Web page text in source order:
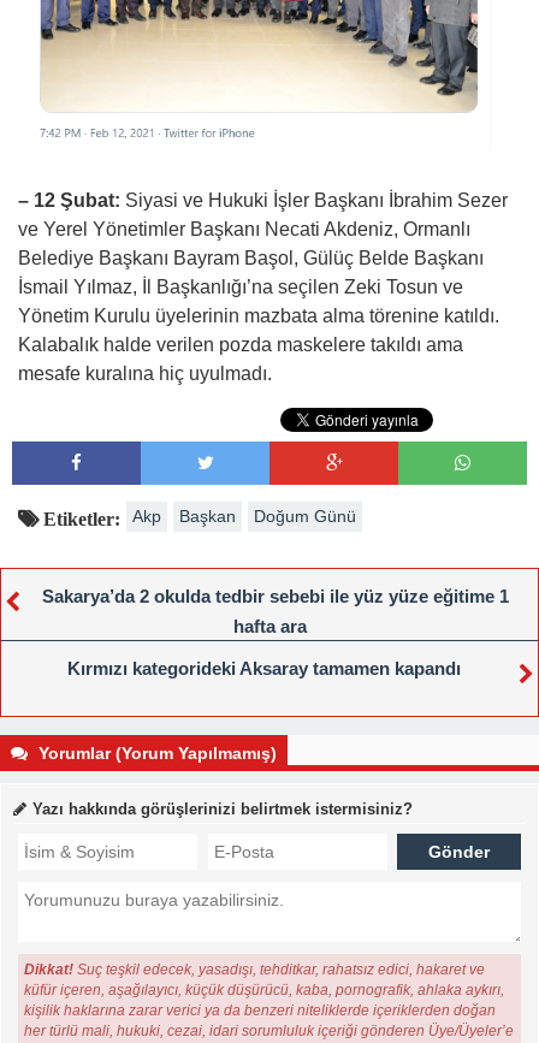
– 12 Şubat: Siyasi ve Hukuki İşler Başkanı İbrahim Sezer
ve Yerel Yönetimler Başkanı Necati Akdeniz, Ormanlı
Belediye Başkanı Bayram Başol, Gülüç Belde Başkanı
İsmail Yılmaz, İl Başkanlığı’na seçilen Zeki Tosun ve
Yönetim Kurulu üyelerinin mazbata alma törenine katıldı.
Kalabalık halde verilen pozda maskelere takıldı ama
mesafe kuralına hiç uyulmadı.
Etiketler: Akp Başkan Doğum Günü
Sakarya’da 2 okulda tedbir sebebi ile yüz yüze eğitime 1
hafta ara
Kırmızı kategorideki Aksaray tamamen kapandı
Yorumlar (Yorum Yapılmamış)
Yazı hakkında görüşlerinizi belirtmek istermisiniz?
Dikkat! Suç teşkil edecek, yasadışı, tehditkar, rahatsız edici, hakaret ve
küfür içeren, aşağılayıcı, küçük düşürücü, kaba, pornografik, ahlaka aykırı,
kişilik haklarına zarar verici ya da benzeri niteliklerde içeriklerden doğan
her türlü mali, hukuki, cezai, idari sorumluluk içeriği gönderen Üye/Üyeler’e